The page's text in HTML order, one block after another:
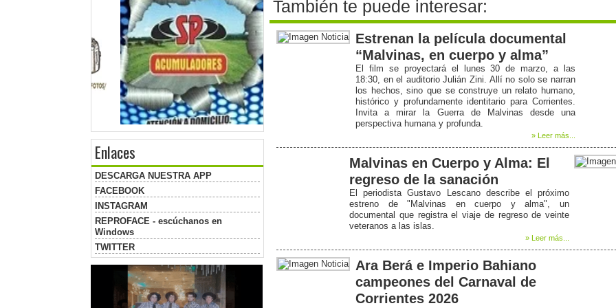
Enlaces
DESCARGA NUESTRA APP
FACEBOOK
INSTAGRAM
REPROFACE - escúchanos en
Windows
TWITTER
También te puede interesar:
Estrenan la película documental
“Malvinas, en cuerpo y alma”
El film se proyectará el lunes 30 de marzo, a las
18:30, en el auditorio Julián Zini. Allí no solo se narran
los hechos, sino que se construye un relato humano,
histórico y profundamente identitario para Corrientes.
Invita a mirar la Guerra de Malvinas desde una
perspectiva humana y profunda.
» Leer más...
Malvinas en Cuerpo y Alma: El
regreso de la sanación
El periodista Gustavo Lescano describe el próximo
estreno de "Malvinas en cuerpo y alma", un
documental que registra el viaje de regreso de veinte
veteranos a las islas.
» Leer más...
Ara Berá e Imperio Bahiano
campeones del Carnaval de
Corrientes 2026